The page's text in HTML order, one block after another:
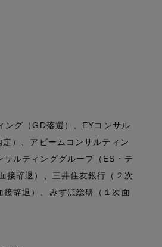
ング（GD落選）、EYコンサル
）、アビームコンサルティン
ルティンググループ（ES・テ
接辞退）、三井住友銀行（２次
辞退）、みずほ総研（１次面